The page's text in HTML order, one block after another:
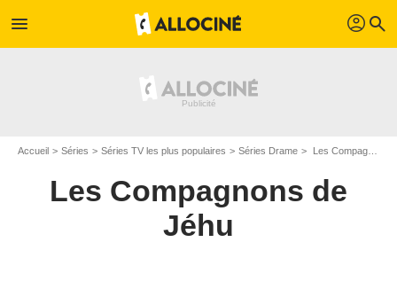
menu profil search
Accueil Séries Séries TV les plus populaires Séries Drame Les Compagnons de Jéhu
Les Compagnons de
Jéhu